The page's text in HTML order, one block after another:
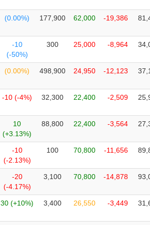
(0.00%) 177,900 62,000 -19,386
-10
(-50%)
300 25,000 -8,964
(0.00%) 498,900 24,950 -12,123
-10 (-4%) 32,300 22,400 -2,509
10
(+3.13%)
88,800 22,400 -3,564
-10
(-2.13%)
100 70,800 -11,656
-20
(-4.17%)
3,100 70,800 -14,878
30 (+10%) 3,400 26,550 -3,449